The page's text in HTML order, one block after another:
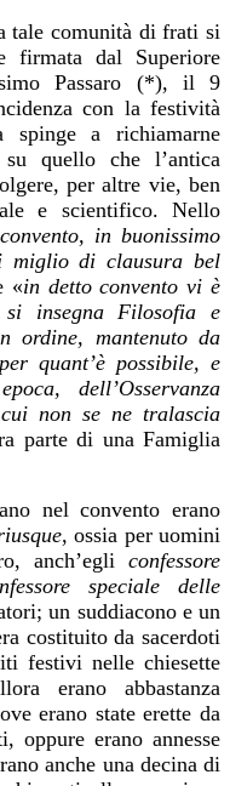
tale comunità di frati si
firmata dal Superiore
Passaro (*), il 9
con la festività
spinge a richiamarne
quello che l’antica
per altre vie, ben
e scientifico. Nello
in buonissimo
miglio di clausura bel
«in detto convento vi è
insegna Filosofia e
ordine, mantenuto da
quant’è possibile, e
dell’Osservanza
non se ne tralascia
parte di una Famiglia
nel convento erano
, ossia per uomini
anch’egliconfessore
speciale delle
un suddiacono e un
costituito da sacerdoti
festivi nelle chiesette
erano abbastanza
erano state erette da
oppure erano annesse
anche una decina di